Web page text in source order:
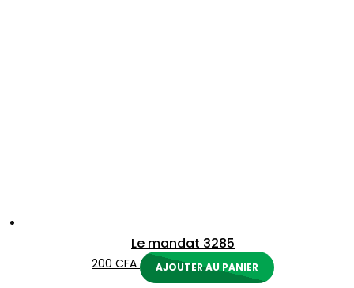
Le mandat 3285
200 CFA AJOUTER AU PANIER